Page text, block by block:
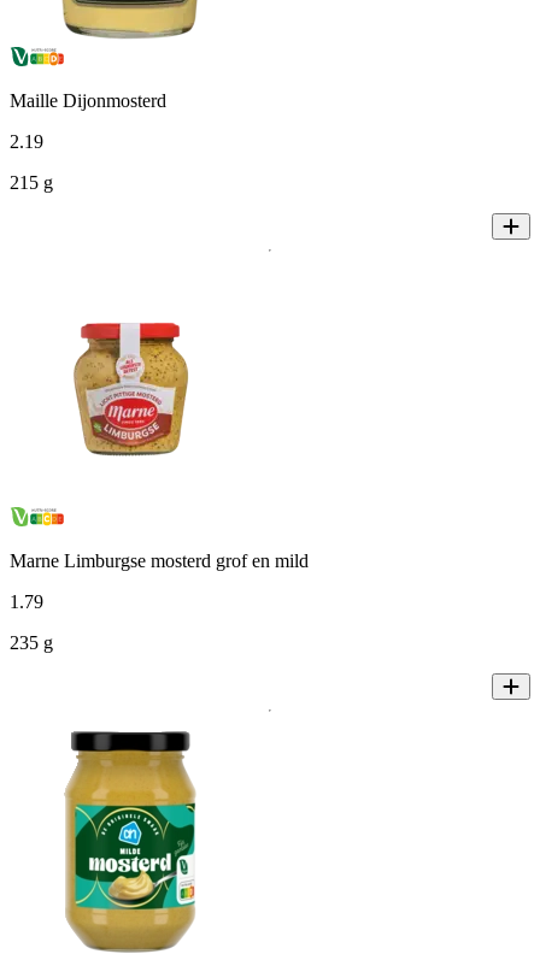
Maille Dijonmosterd
2.19
215 g
Marne Limburgse mosterd grof en mild
1 .79
235 g